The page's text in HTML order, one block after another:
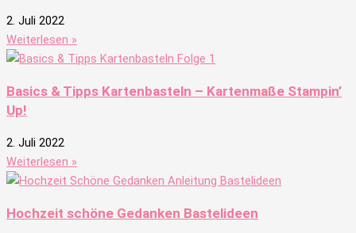
2. Juli 2022
Weiterlesen »
Basics & Tipps Kartenbasteln – Kartenmaße Stampin’
Up!
2. Juli 2022
Weiterlesen »
Hochzeit schöne Gedanken Bastelideen